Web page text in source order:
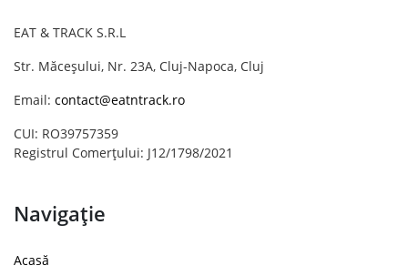
EAT & TRACK S.R.L
Str. Măceșului, Nr. 23A, Cluj-Napoca, Cluj
Email: contact@eatntrack.ro
CUI: RO39757359
Registrul Comerțului: J12/1798/2021
Navigație
Acasă